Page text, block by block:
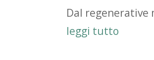
Dal regenerative
leggi tutto